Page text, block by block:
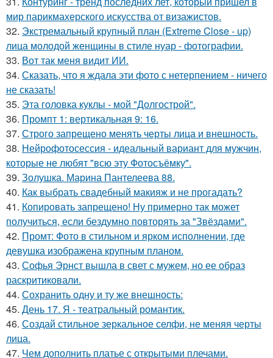
мир парикмахерского искусства от визажистов.
32. Экстремальный крупный план (Extreme Close - up)
лица молодой женщины в стиле нуар - фотографии.
33. Вот так меня видит ИИ.
34. Сказать, что я ждала эти фото с нетерпением - ничего
не сказать!
35. Эта головка куклы - мой "Долгострой".
36. Промпт 1: вертикальная 9: 16.
37. Строго запрещено менять черты лица и внешность.
38. Нейрофотосессия - идеальный вариант для мужчин,
которые не любят "всю эту Фотосъёмку".
39. Золушка. Марина Пантелеева 88.
40. Как выбрать свадебный макияж и не прогадать?
41. Копировать запрещено! Ну примерно так может
получиться, если бездумно повторять за "Звёздами".
42. Промт: Фото в стильном и ярком исполнении, где
девушка изображена крупным планом.
43. Софья Эрнст вышла в свет с мужем, но ее образ
раскритиковали.
44. Сохранить одну и ту же внешность:
45. День 17. Я - театральный романтик.
46. Создай стильное зеркальное селфи, не меняя черты
лица.
47. Чем дополнить платье с открытыми плечами.